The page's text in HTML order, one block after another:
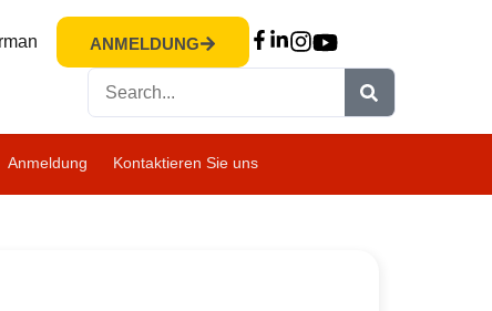
ANMELDUNG
Anmeldung Kontaktieren Sie uns